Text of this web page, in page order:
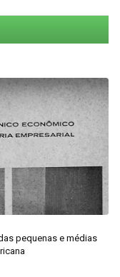
pequenas e médias